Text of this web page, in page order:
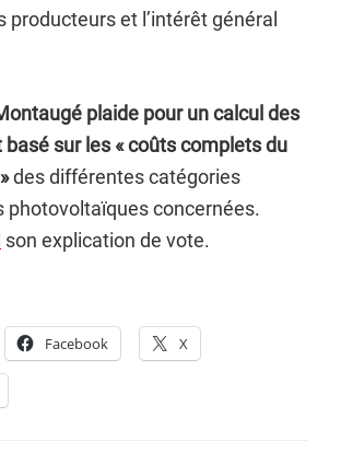
producteurs et l’intérêt général
plaide pour un calcul des
basé sur les « coûts complets du
des différentes catégories
photovoltaïques concernées.
son explication de vote.
Facebook X